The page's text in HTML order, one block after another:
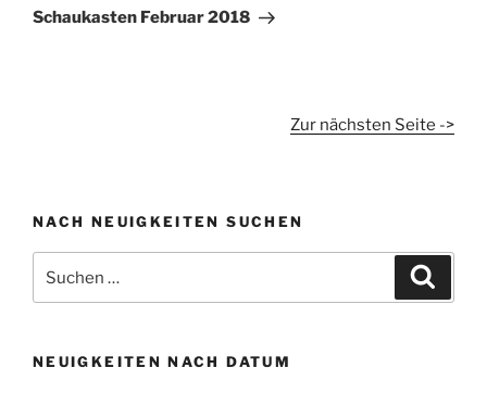
Beitrag
Schaukasten Februar 2018
Zur nächsten Seite ->
NACH NEUIGKEITEN SUCHEN
nach:
NEUIGKEITEN NACH DATUM